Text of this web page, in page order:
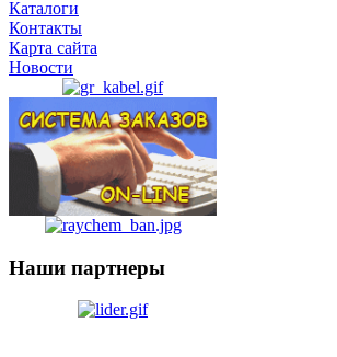
Каталоги
Контакты
Карта сайта
Новости
Наши партнеры